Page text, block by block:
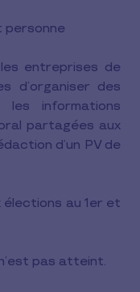
personne
entreprises de
d’organiser des
informations
partagées aux
d’un PV de
au 1er et
pas atteint.